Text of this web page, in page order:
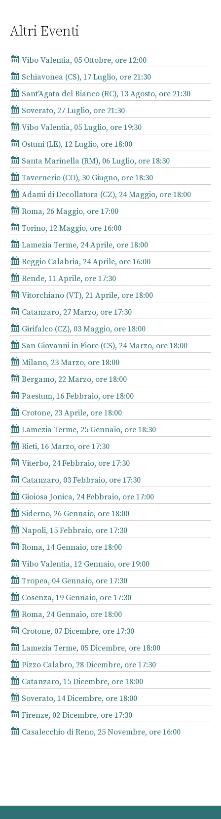
Altri Eventi
Vibo Valentia, 05 Ottobre, ore 12:00
Schiavonea (CS), 17 Luglio, ore 21:30
Sant'Agata del Bianco (RC), 13 Agosto, ore 21:30
Soverato, 27 Luglio, ore 21:30
Vibo Valentia, 05 Luglio, ore 19:30
Ostuni (LE), 12 Luglio, ore 18:00
Santa Marinella (RM), 06 Luglio, ore 18:30
Tavernerio (CO), 30 Giugno, ore 18:30
Adami di Decollatura (CZ), 24 Maggio, ore 18:00
Roma, 26 Maggio, ore 17:00
Torino, 12 Maggio, ore 16:00
Lamezia Terme, 24 Aprile, ore 18:00
Reggio Calabria, 24 Aprile, ore 16:00
Rende, 11 Aprile, ore 17:30
Vitorchiano (VT), 21 Aprile, ore 18:00
Catanzaro, 27 Marzo, ore 17:30
Girifalco (CZ), 03 Maggio, ore 18:00
San Giovanni in Fiore (CS), 24 Marzo, ore 18:00
Milano, 23 Marzo, ore 18:00
Bergamo, 22 Marzo, ore 18:00
Paestum, 16 Febbraio, ore 18:00
Crotone, 23 Aprile, ore 18:00
Lamezia Terme, 25 Gennaio, ore 18:30
Rieti, 16 Marzo, ore 17:30
Viterbo, 24 Febbraio, ore 17:30
Catanzaro, 03 Febbraio, ore 17:30
Gioiosa Jonica, 24 Febbraio, ore 17:00
Siderno, 26 Gennaio, ore 18:00
Napoli, 15 Febbraio, ore 17:30
Roma, 14 Gennaio, ore 18:00
Vibo Valentia, 12 Gennaio, ore 19:00
Tropea, 04 Gennaio, ore 17:30
Cosenza, 19 Gennaio, ore 17:30
Roma, 24 Gennaio, ore 18:00
Crotone, 07 Dicembre, ore 17:30
Lamezia Terme, 05 Dicembre, ore 18:00
Pizzo Calabro, 28 Dicembre, ore 17:30
Catanzaro, 15 Dicembre, ore 18:00
Soverato, 14 Dicembre, ore 18:00
Firenze, 02 Dicembre, ore 17:30
Casalecchio di Reno, 25 Novembre, ore 16:00